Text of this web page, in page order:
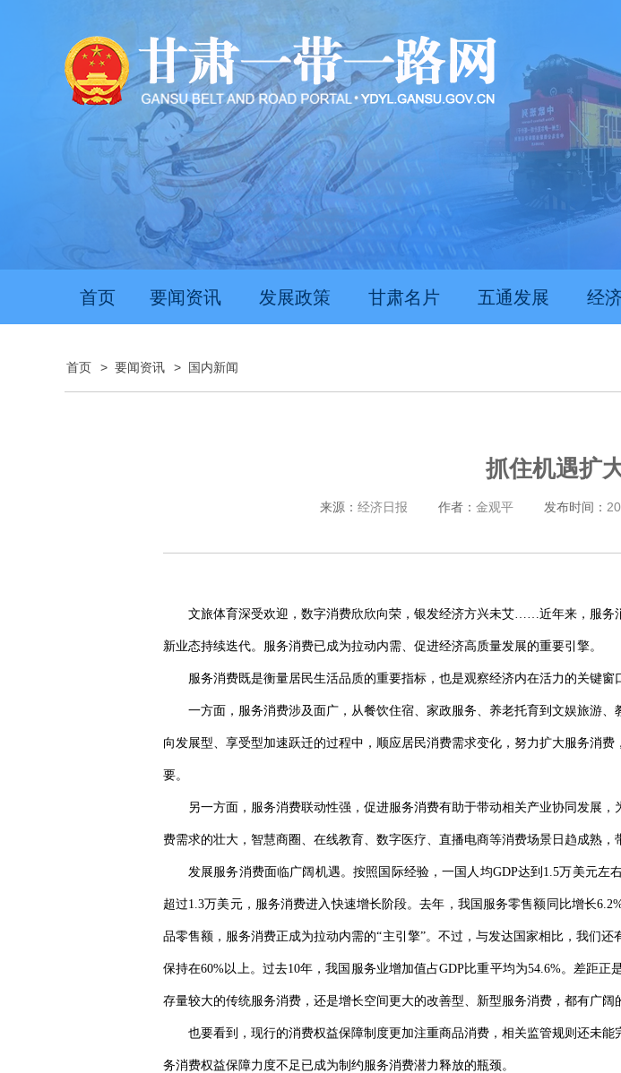
推动经济持续向新向优向
首页 要闻资讯 发展政策 甘肃名片 五通发展 经
首页 > 要闻资讯 > 国内新闻
抓住机遇扩
来源： 经济日报 作者： 金观平 发布时间：
文旅体育深受欢迎，数字消费欣欣向荣，银发经济方兴未艾……近年来，服务
新业态持续迭代。服务消费已成为拉动内需、促进经济高质量发展的重要引擎。
服务消费既是衡量居民生活品质的重要指标，也是观察经济内在活力的关键窗
一方面，服务消费涉及面广，从餐饮住宿、家政服务、养老托育到文娱旅游
向发展型、享受型加速跃迁的过程中，顺应居民消费需求变化，努力扩大服务消
要。
另一方面，服务消费联动性强，促进服务消费有助于带动相关产业协同发展
费需求的壮大，智慧商圈、在线教育、数字医疗、直播电商等消费场景日趋成熟
发展服务消费面临广阔机遇。按照国际经验，一国人均GDP达到1.5万美元
超过1.3万美元，服务消费进入快速增长阶段。去年，我国服务零售额同比增长
品零售额，服务消费正成为拉动内需的“主引擎”。不过，与发达国家相比，我们
保持在60%以上。过去10年，我国服务业增加值占GDP比重平均为54.6%。差距
存量较大的传统服务消费，还是增长空间更大的改善型、新型服务消费，都有广阔
也要看到，现行的消费权益保障制度更加注重商品消费，相关监管规则还未
务消费权益保障力度不足已成为制约服务消费潜力释放的瓶颈。